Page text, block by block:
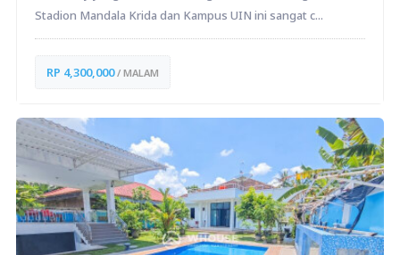
Stadion Mandala Krida dan Kampus UIN ini sangat c...
RP 4,300,000/ MALAM